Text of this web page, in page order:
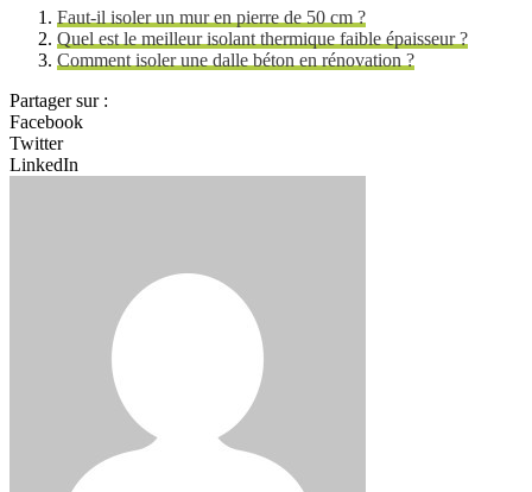
Faut-il isoler un mur en pierre de 50 cm ?
Quel est le meilleur isolant thermique faible épaisseur ?
Comment isoler une dalle béton en rénovation ?
Partager sur :
Facebook
Twitter
LinkedIn